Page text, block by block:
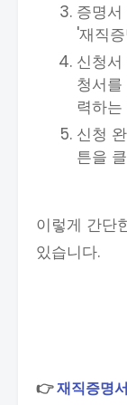
증명
'재직
신청
청서
력하
신청
튼을
이렇게 간단
있습니다.
👉재직증명